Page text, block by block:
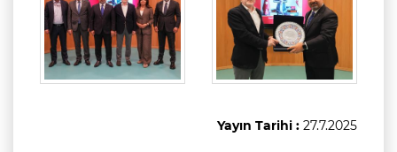
Yayın Tarihi : 27.7.2025